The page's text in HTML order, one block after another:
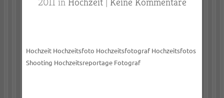
Hochzeit Hochzeitsfoto Hochzeitsfotograf Hochzeitsfotos
Shooting Hochzeitsreportage Fotograf